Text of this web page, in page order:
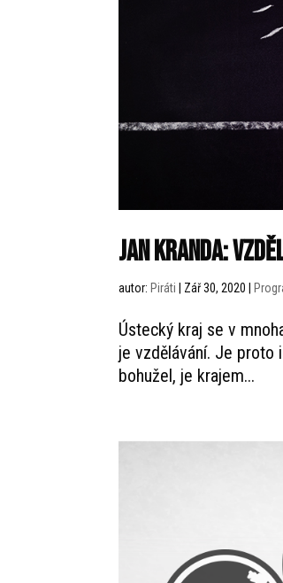
Jan Kranda:
autor: Piráti Zář 30, 2020
Ústecký kraj se v
je vzdělávání. Je proto
bohužel, je krajem...